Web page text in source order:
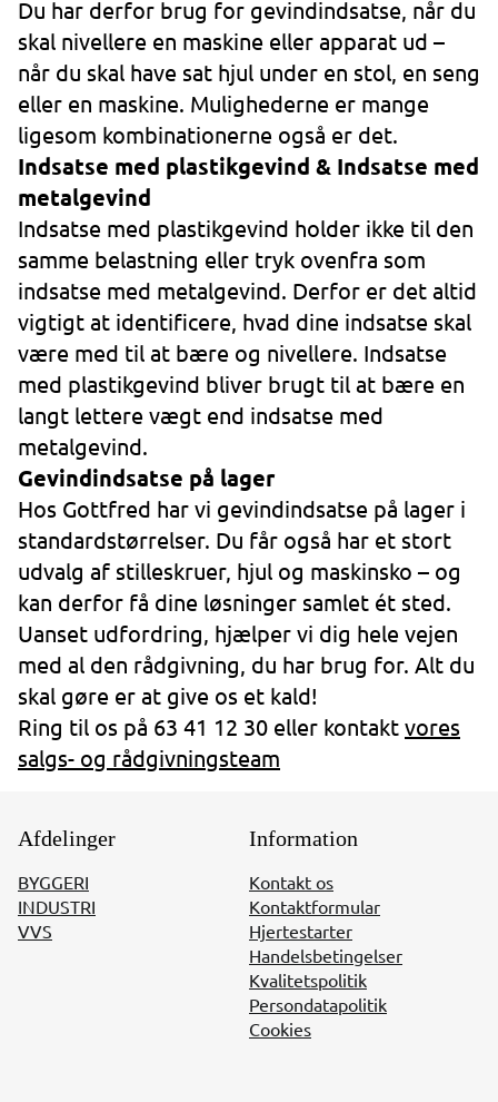
Du har derfor brug for gevindindsatse, når du
skal nivellere en maskine eller apparat ud –
når du skal have sat hjul under en stol, en seng
eller en maskine. Mulighederne er mange
ligesom kombinationerne også er det.
Indsatse med plastikgevind & Indsatse med
metalgevind
Indsatse med plastikgevind holder ikke til den
samme belastning eller tryk ovenfra som
indsatse med metalgevind. Derfor er det altid
vigtigt at identificere, hvad dine indsatse skal
være med til at bære og nivellere. Indsatse
med plastikgevind bliver brugt til at bære en
langt lettere vægt end indsatse med
metalgevind.
Gevindindsatse på lager
Hos Gottfred har vi gevindindsatse på lager i
standardstørrelser. Du får også har et stort
udvalg af stilleskruer, hjul og maskinsko – og
kan derfor få dine løsninger samlet ét sted.
Uanset udfordring, hjælper vi dig hele vejen
med al den rådgivning, du har brug for. Alt du
skal gøre er at give os et kald!
Ring til os på 63 41 12 30 eller kontakt vores
salgs- og rådgivningsteam
Afdelinger
BYGGERI
INDUSTRI
VVS
Information
Kontakt os
Kontaktformular
Hjertestarter
Handelsbetingelser
Kvalitetspolitik
Persondatapolitik
Cookies